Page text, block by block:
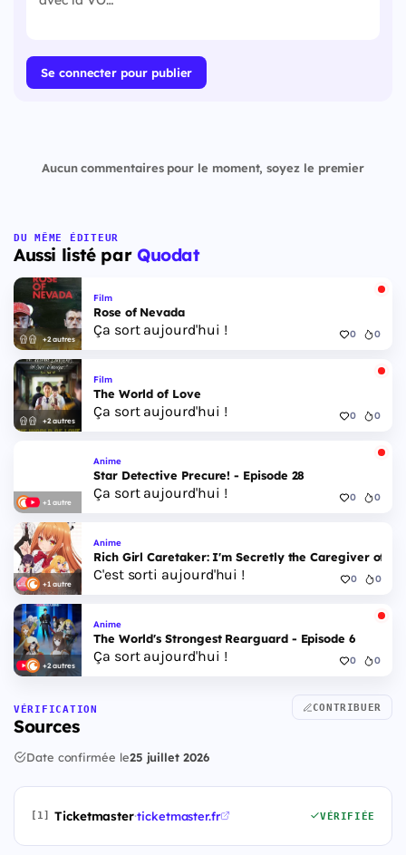
Se connecter pour publier
Aucun commentaires pour le moment, soyez le premier
DU MÊME ÉDITEUR
Aussi listé par Quodat
+2 autres
Film
Rose of Nevada
Ça sort aujourd'hui ! 0 0
+2 autres
Film
The World of Love
Ça sort aujourd'hui ! 0 0
+1 autre
Anime
Star Detective Precure! - Episode 28
Ça sort aujourd'hui ! 0 0
+1 autre
Anime
Rich Girl Caretaker: I'm Secretly the Caregiver of
C'est sorti aujourd'hui ! 0 0
+2 autres
Anime
The World's Strongest Rearguard - Episode 6
Ça sort aujourd'hui ! 0 0
VÉRIFICATION
Sources
CONTRIBUER
Date confirmée le25 juillet 2026
[1] Ticketmaster·ticketmaster.fr VÉRIFIÉE